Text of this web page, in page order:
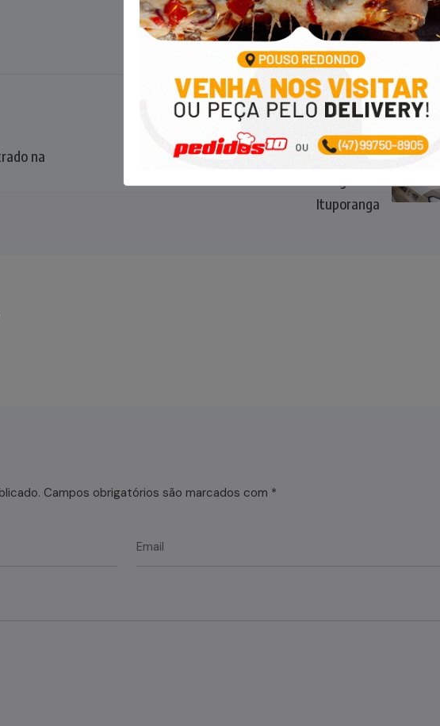
na
Corpo é encontrado em rio no
Ituporanga
Campos obrigatórios são marcados com *